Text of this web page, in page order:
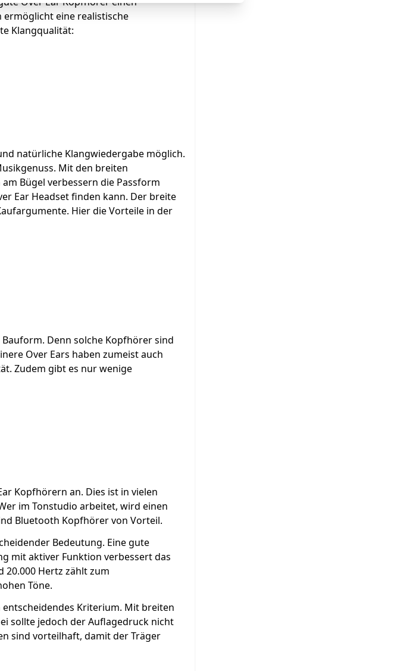
ermöglicht eine realistische
Klangqualität:
natürliche Klangwiedergabe möglich.
Mit den breiten
Bügel verbessern die Passform
Ear Headset finden kann. Der breite
Hier die Vorteile in der
Denn solche Kopfhörer sind
Over Ears haben zumeist auch
Zudem gibt es nur wenige
Kopfhörern an. Dies ist in vielen
im Tonstudio arbeitet, wird einen
Bluetooth Kopfhörer von Vorteil.
Bedeutung. Eine gute
mit aktiver Funktion verbessert das
20.000 Hertz zählt zum
Töne.
Kriterium. Mit breiten
sollte jedoch der Auflagedruck nicht
sind vorteilhaft, damit der Träger